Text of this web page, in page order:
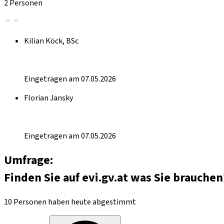
2 Personen
Kilian Köck, BSc
Eingetragen am 07.05.2026
Florian Jansky
Eingetragen am 07.05.2026
Umfrage:
Finden Sie auf evi.gv.at was Sie
10 Personen haben heute abgestimmt